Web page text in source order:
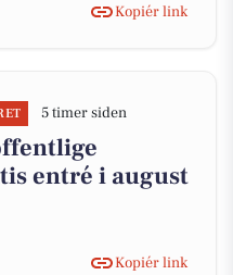
Kopiér link
5 timer siden
entré i august
Kopiér link